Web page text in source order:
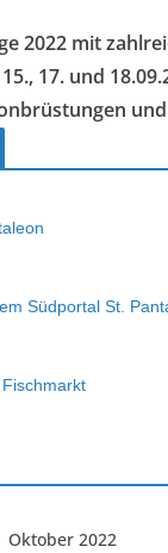
2022 mit
17. und
Südportal St.
Oktober 2022